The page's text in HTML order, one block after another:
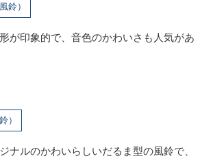
鈴）
が印象的で、音色のかわいさも人気があ
）
ナルのかわいらしいだるま型の風鈴で、